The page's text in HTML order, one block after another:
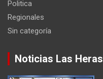
Politica
Regionales
Sin categoría
Noticias Las Heras